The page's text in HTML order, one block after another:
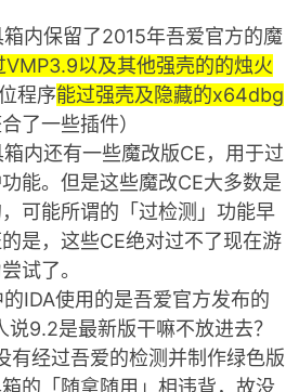
箱内保留了2015年吾爱官方的魔
VMP3.9以及其他强壳的的烛火
程序能过强壳及隐藏的x64dbg
了一些插件）
箱内还有一些魔改版CE，用于过
能。但是这些魔改CE大多数是
可能所谓的「过检测」功能早
是，这些CE绝对过不了现在游
试了。
的IDA使用的是吾爱官方发布的
说9.2是最新版干嘛不放进去？
有经过吾爱的检测并制作绿色版
的「随拿随用」相违背，故没